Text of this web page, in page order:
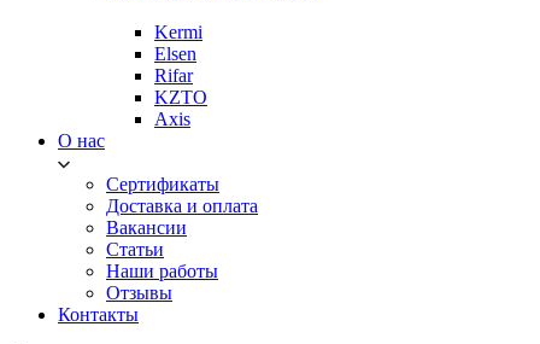
Kermi
Elsen
Rifar
KZTO
Axis
О нас
Сертификаты
Доставка и оплата
Вакансии
Статьи
Наши работы
Отзывы
Контакты